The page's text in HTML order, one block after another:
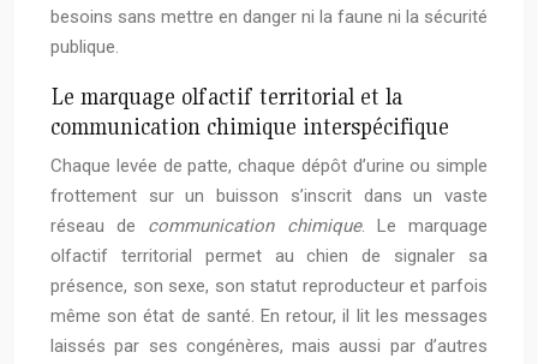
besoins sans mettre en danger ni la faune ni la sécurité
publique.
Le marquage olfactif territorial et la
communication chimique interspécifique
Chaque levée de patte, chaque dépôt d’urine ou simple
frottement sur un buisson s’inscrit dans un vaste
réseau de communication chimique. Le marquage
olfactif territorial permet au chien de signaler sa
présence, son sexe, son statut reproducteur et parfois
même son état de santé. En retour, il lit les messages
laissés par ses congénères, mais aussi par d’autres